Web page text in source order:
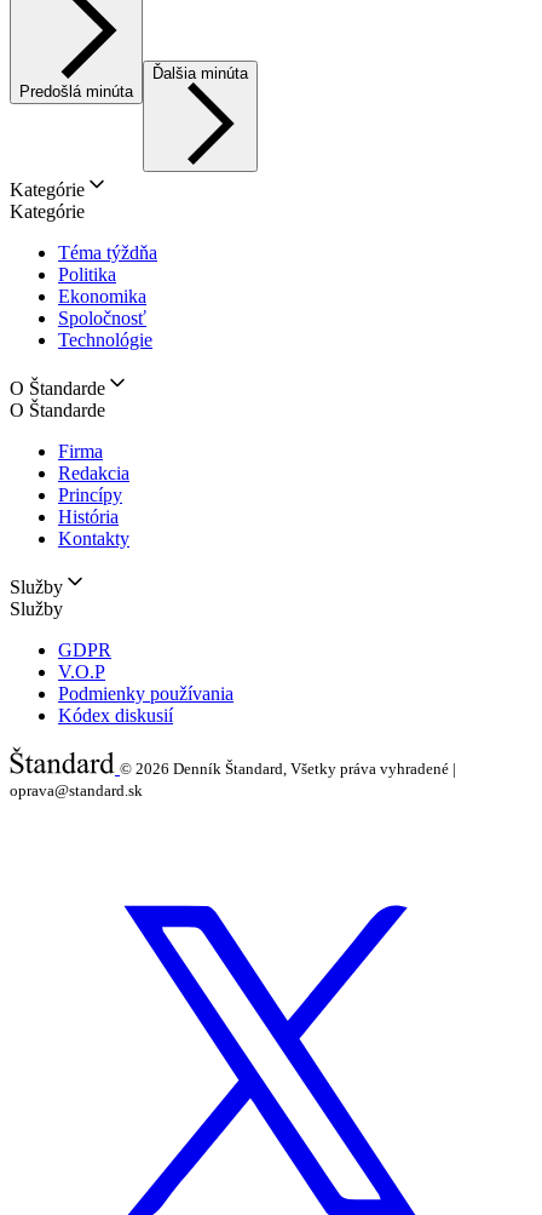
Predošlá minúta
Ďalšia minúta
Kategórie
Kategórie
Téma týždňa
Politika
Ekonomika
Spoločnosť
Technológie
O Štandarde
O Štandarde
Firma
Redakcia
Princípy
História
Kontakty
Služby
Služby
GDPR
V.O.P
Podmienky používania
Kódex diskusií
© 2026 Denník Štandard, Všetky práva vyhradené |
oprava@standard.sk